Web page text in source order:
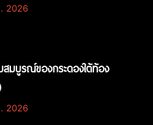
2026
มบูรณ์ของกระดองใต้ท้อง
2026